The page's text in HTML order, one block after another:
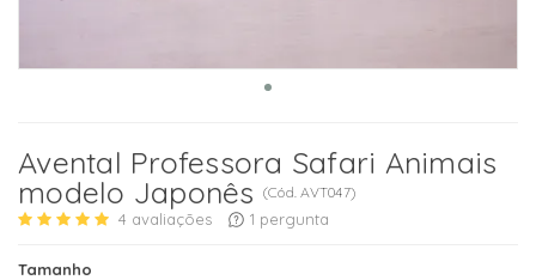
Avental Professora Safari Animais
modelo Japonês (Cód. AVT047)
4 avaliações 1 pergunta
Tamanho